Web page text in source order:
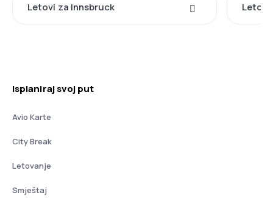
Letovi za Innsbruck Letovi
Isplaniraj svoj put
Avio Karte
City Break
Letovanje
Smještaj